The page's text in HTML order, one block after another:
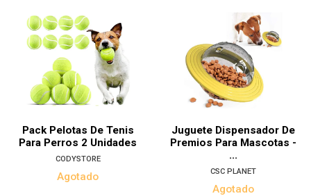
Pack Pelotas De Tenis
Para Perros 2 Unidades
CODYSTORE
Agotado
Juguete Dispensador De
Premios Para Mascotas -
...
CSC PLANET
Agotado